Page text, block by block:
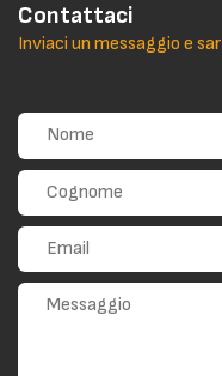
Contattaci
Inviaci un messaggio e